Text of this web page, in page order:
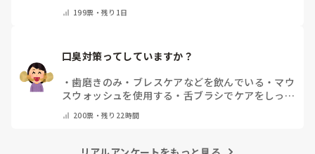
199票・残り1日
口臭対策ってしていますか？
・歯磨きのみ ・ ブレスケアなどを飲んでいる ・ マウ
スウォッシュを使用する ・ 舌ブラシでケアをしっか
の他(コメントで教えて下さい)
200票・残り22時間